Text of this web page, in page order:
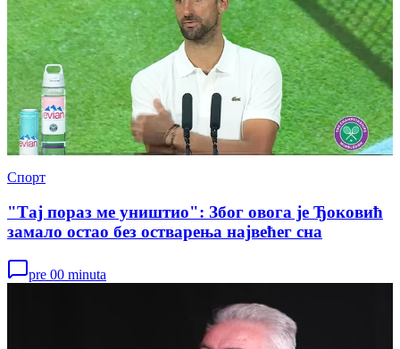
Спорт
"Тај пораз ме уништио": Због овога је Ђоковић
замало остао без остварења највећег сна
pre 00 minuta